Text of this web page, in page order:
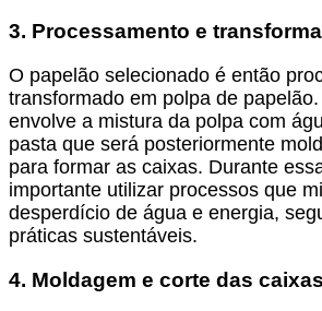
3. Processamento e
O papelão selecionado é então
transformado em polpa de
envolve a mistura da polpa com
pasta que será posteriormente
para formar as caixas. Durante
importante utilizar processos que
desperdício de água e energia,
práticas sustentáveis.
4. Moldagem e corte das caixas